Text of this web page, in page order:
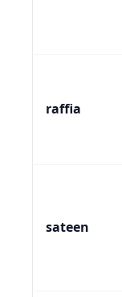
raffia
sateen